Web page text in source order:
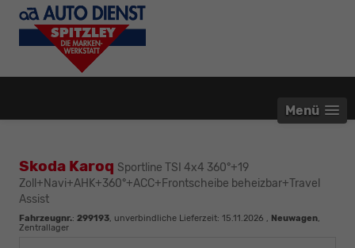
Menü
Skoda Karoq Sportline TSI 4x4 360°+19
Zoll+Navi+AHK+360°+ACC+Frontscheibe beheizbar+Travel
Assist
Fahrzeugnr.: 299193, unverbindliche Lieferzeit: 15.11.2026 , Neuwagen,
Zentrallager